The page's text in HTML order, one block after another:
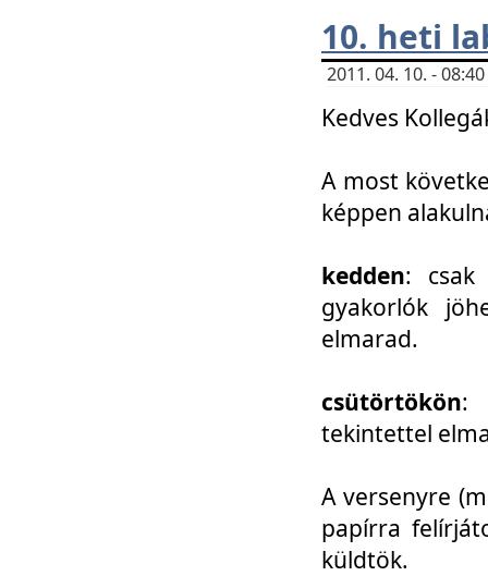
10. heti
2011. 04. 10. -
Kedves
A most
képpen
kedden: csak
gyakorlók
elmarad.
csütörtökön:
tekintettel
A versenyre
papírra
küldtök.